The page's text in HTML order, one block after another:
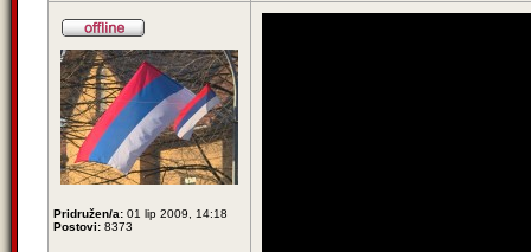
Pridružen/a: 01 lip 2009, 14:18
Postovi: 8373